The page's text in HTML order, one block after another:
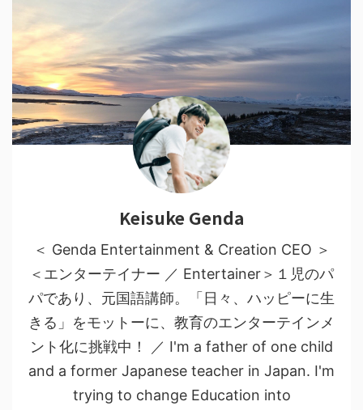
Keisuke Genda
＜ Genda Entertainment & Creation CEO ＞
＜エンターテイナー ／ Entertainer＞１児のパ
パであり、元国語講師。「日々、ハッピーに生
きる」をモットーに、教育のエンターテインメ
ント化に挑戦中！ ／ I'm a father of one child
and a former Japanese teacher in Japan. I'm
trying to change Education into